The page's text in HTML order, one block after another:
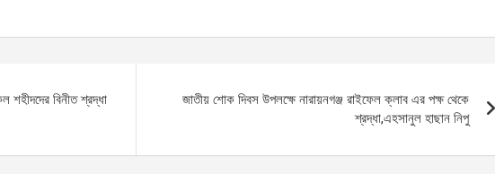
শহীদদের বিনীত শ্রদ্ধা
জাতীয় শোক দিবস উপলক্ষে নারায়নগঞ্জ রাইফেল ক্লাব এর পক্ষ থেকে
শ্রদ্ধা,এহসানুল হাছান নিপু